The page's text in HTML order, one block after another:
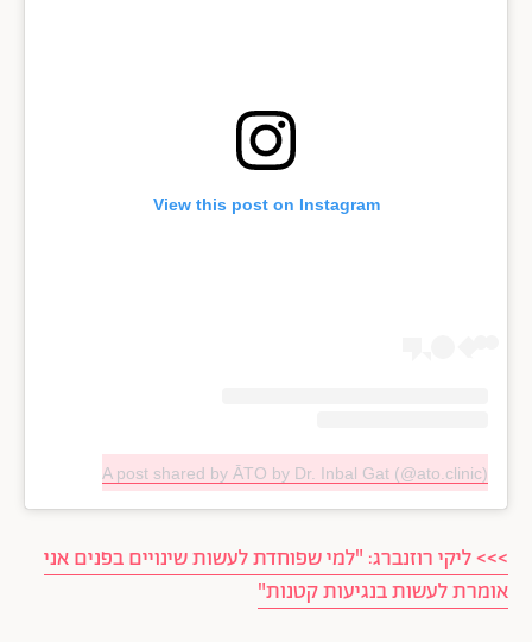
View this post on Instagram
A post shared by ĀTO by Dr. Inbal Gat (@ato.clinic)
>>> ליקי רוזנברג: "למי שפוחדת לעשות שינויים בפנים אני
אומרת לעשות בנגיעות קטנות"